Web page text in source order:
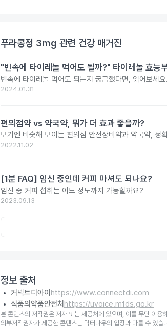
푸라콩정 3mg 관련 건강 매거진
"빈속에 타이레놀 먹어도 될까?" 타이레놀 효능
빈속에 타이레놀 먹어도 되는지 궁금했다면, 읽어보세
2024.01.31
편의점약 vs 약국약, 뭐가 더 효과 좋을까?
보기엔 비슷해 보이는 편의점 안전상비약과 약국약, 정
2022.11.02
[1분 FAQ] 임신 중인데 커피 마셔도 되나요?
임신 중 커피 섭취는 어느 정도까지 가능할까요?
2023.09.13
정보 출처
커넥트디아이 https://www.connectdi.com
식품의약품안전처 https://uvoice.mfds.go.kr
본 콘텐츠의 저작권은 저자 또는 제공처에 있으며, 이를 무단 이용
외부저작권자가 제공한 콘텐츠는 닥터나우의 입장과 다를 수 있습